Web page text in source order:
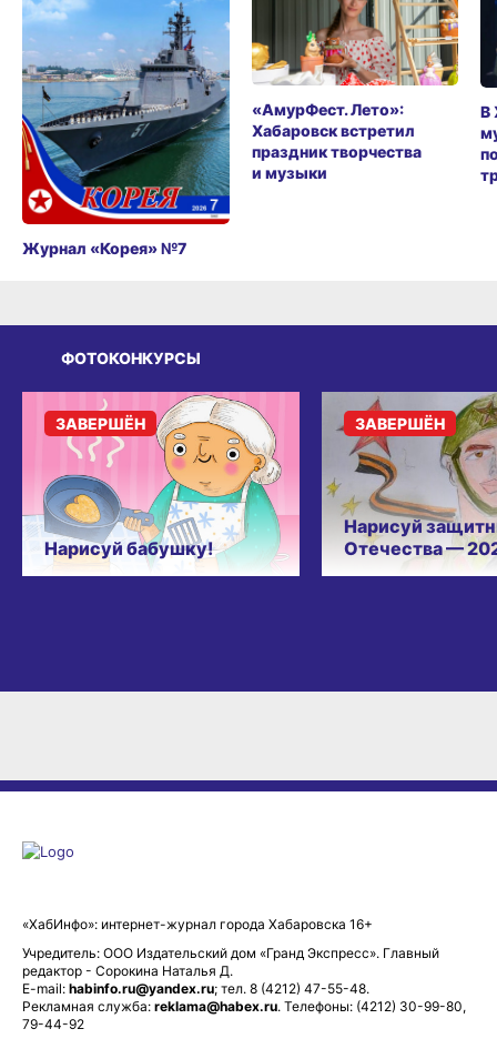
Журнал «Корея» №7
«АмурФест. Лето»:
Хабаровск встретил
праздник творчества
и музыки
В
ФОТОКОНКУРСЫ
Нарисуй бабушку!
ЗАВЕРШЁН
Нарисуй
Отечества —
ЗАВЕРШЁН
«ХабИнфо»: интернет-журнал города Хабаровска 16+
Учредитель: ООО Издательский дом «Гранд Экспресс». Главный
редактор - Сорокина Наталья Д.
E-mail: habinfo.ru@yandex.ru; тел. 8 (4212) 47-55-48.
Рекламная служба: reklama@habex.ru. Телефоны: (4212) 30-99-80,
79-44-92